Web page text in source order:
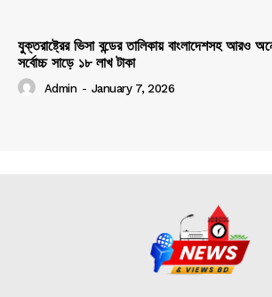
যুক্তরাষ্ট্রের ভিসা বন্ডের তালিকায় বাংলাদেশসহ আরও
সর্বোচ্চ সাড়ে ১৮ লাখ টাকা
Admin - January 7, 2026